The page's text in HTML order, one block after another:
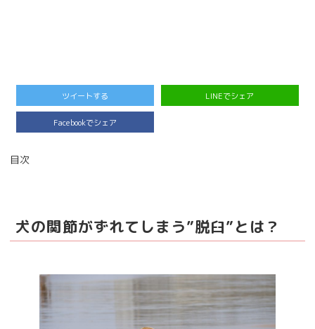
ツイートする LINEでシェア
Facebookでシェア
目次
犬の関節がずれてしまう”脱臼”とは？